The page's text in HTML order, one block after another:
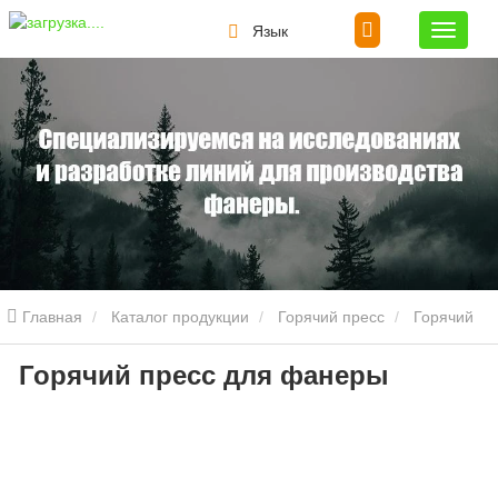
Язык
Главная Каталог продукции Горячий пресс
пресс для фанеры
Горячий пресс для фанеры